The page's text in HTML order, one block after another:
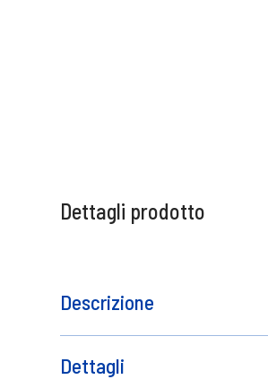
Dettagli prodotto
Descrizione
Formula ricca e corposa
Contatto del produttore
Dettagli